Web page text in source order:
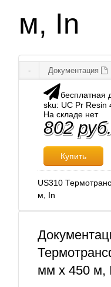
м, In
- Документация
бесплатная
sku: UC Pr Resin
На складе нет
802 руб.
Купить
US310
м, In
мм х 450 м,